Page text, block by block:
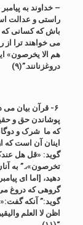
– خداوند به
راستی و عدالت
باش که کسانی که
می خواهند ترا از
هم الا یخرصون»
دروغزنانند.”(۹)
۶- قرآن بیان می
پوشاندن حق و
که ما شرک و
اینان آن است که
گوید: «قل هل
تخرصون»،.” به
دهید، [اما ای
گوید:” آنکه
اظن لا العلم